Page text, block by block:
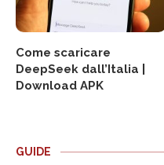
Come scaricare
DeepSeek dall’Italia |
Download APK
GUIDE